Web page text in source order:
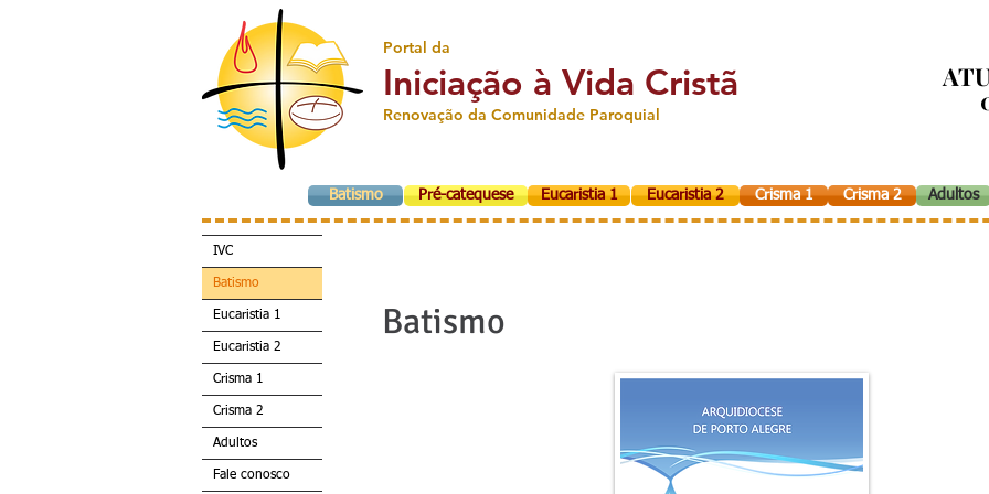
Portal da
Iniciação à Vida Cristã
Renovação da Comunidade Paroquial
Batismo Pré-catequese Eucaristia 1 Eucaristia 2 Crisma 1 Crisma 2 Adultos
Batismo
IVC
Batismo
Eucaristia 1
Eucaristia 2
Crisma 1
Crisma 2
Adultos
Fale conosco